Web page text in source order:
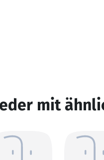
mit